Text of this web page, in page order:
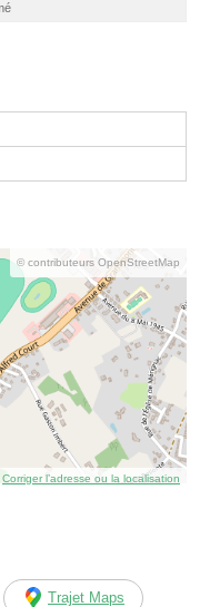
© contributeurs OpenStreetMap
Corriger l’adresse ou la localisation
Trajet Maps